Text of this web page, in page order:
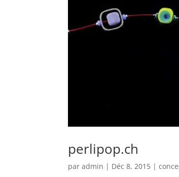
perlipop.ch
paradmin | Déc 8, 2015 |